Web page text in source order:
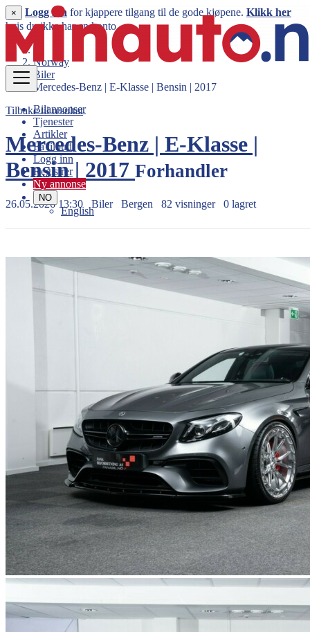
Bilannonser
Tjenester
Artikler
Få tilbud
Logg inn
Registrer
Ny annonse
NO
English
× Logg inn for kjappere tilgang til de gode kjøpene. Klikk her
hvis du ikke har en konto.
Norway
Biler
Mercedes-Benz | E-Klasse | Bensin | 2017
Tilbake til resultat
Mercedes-Benz | E-Klasse |
Bensin | 2017 Forhandler
26.05.2026 13:30 Biler Bergen 82 visninger 0 lagret